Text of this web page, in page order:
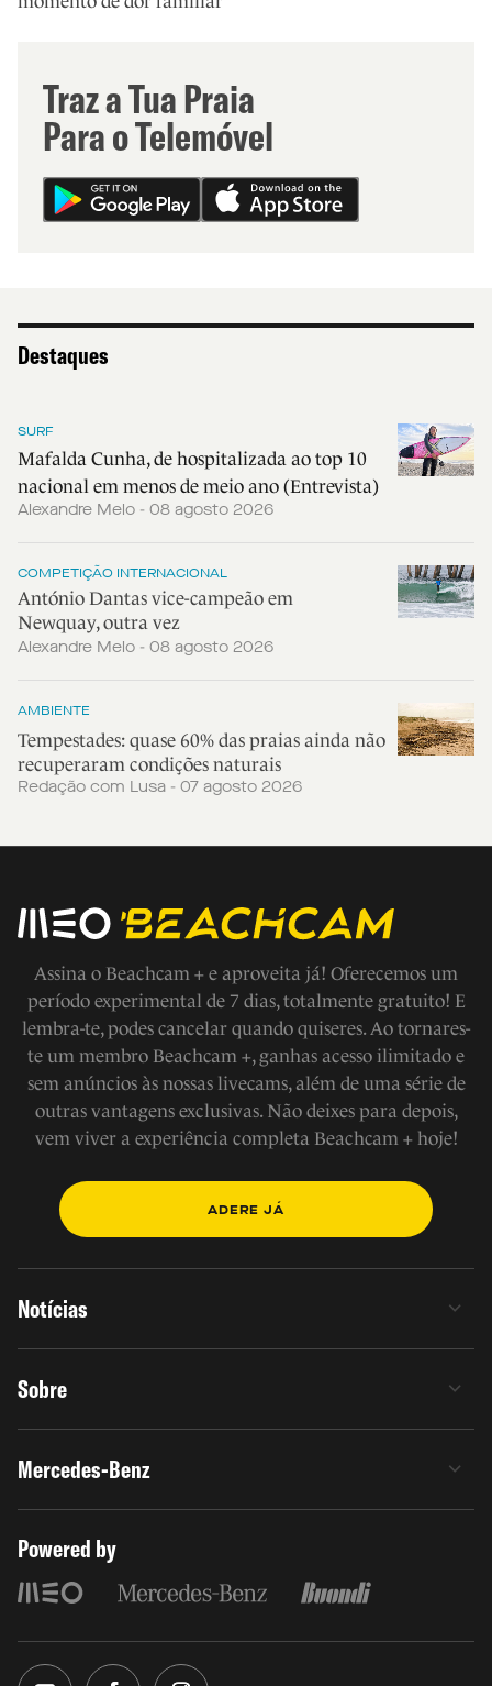
Traz a Tua Praia
Para o Telemóvel
Destaques
SURF
Mafalda Cunha, de hospitalizada ao top 10
nacional em menos de meio ano (Entrevista)
Alexandre Melo - 08 agosto 2026
COMPETIÇÃO INTERNACIONAL
António Dantas vice-campeão em
Newquay, outra vez
Alexandre Melo - 08 agosto 2026
AMBIENTE
Tempestades: quase 60% das praias ainda não
recuperaram condições naturais
Redação com Lusa - 07 agosto 2026
Assina o Beachcam + e aproveita já! Oferecemos um
período experimental de 7 dias, totalmente gratuito! E
lembra-te, podes cancelar quando quiseres. Ao tornares-
te um membro Beachcam +, ganhas acesso ilimitado e
sem anúncios às nossas livecams, além de uma série de
outras vantagens exclusivas. Não deixes para depois,
vem viver a experiência completa Beachcam + hoje!
ADERE JÁ
Notícias
Sobre
Mercedes-Benz
Powered by